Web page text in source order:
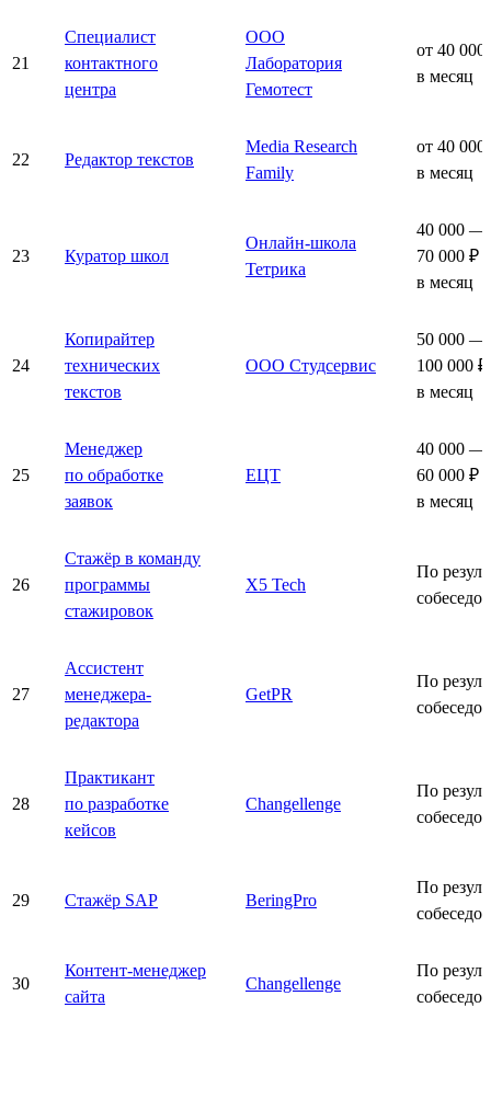
21
Специалист
контактного
центра
ООО
Лаборатория
Гемотест
от 40 000
в месяц
22 Редактор текстов
Media Research
Family
от 40 000
в месяц
23 Куратор школ
Онлайн-школа
Тетрика
40 000 —
70 000 ₽
в месяц
24
Копирайтер
технических
текстов
ООО Студсервис
50 000 —
100 000 ₽
в месяц
25
Менеджер
по обработке
заявок
ЕЦТ
40 000 —
60 000 ₽
в месяц
26
Стажёр в команду
программы
стажировок
X5 Tech
По
27
Ассистент
менеджера-
редактора
GetPR
По
28
Практикант
по разработке
кейсов
Changellenge
По
29 Стажёр SAP BeringPro
По
30
Контент-менеджер
сайта
Changellenge
По